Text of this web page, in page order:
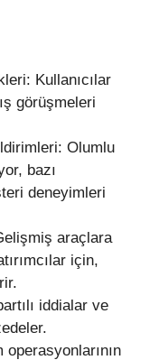
Kullanıcılar
görüşmeleri
Olumlu
bazı
deneyimleri
araçlara
için,
iddialar ve
operasyonlarının